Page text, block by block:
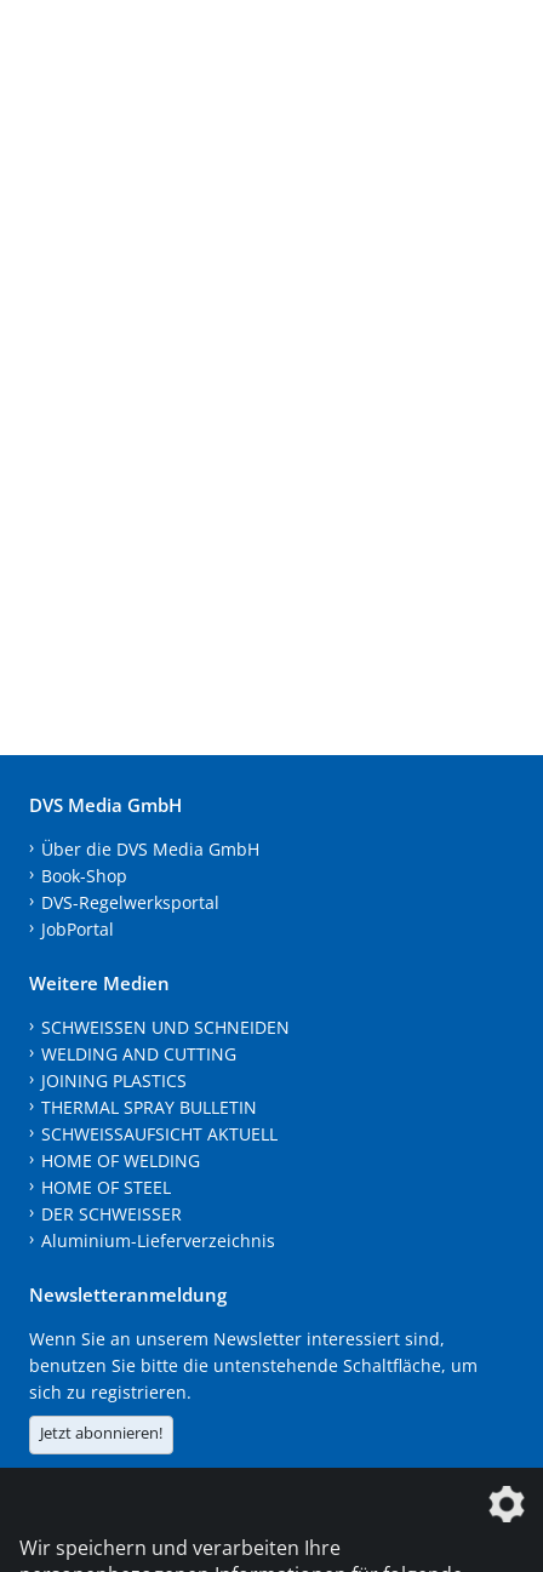
DVS Media GmbH
Über die DVS Media GmbH
Book-Shop
DVS-Regelwerksportal
JobPortal
Weitere Medien
SCHWEISSEN UND SCHNEIDEN
WELDING AND CUTTING
JOINING PLASTICS
THERMAL SPRAY BULLETIN
SCHWEISSAUFSICHT AKTUELL
HOME OF WELDING
HOME OF STEEL
DER SCHWEISSER
Aluminium-Lieferverzeichnis
Newsletteranmeldung
Wenn Sie an unserem Newsletter interessiert sind,
benutzen Sie bitte die untenstehende Schaltfläche, um
sich zu registrieren.
Jetzt abonnieren!
Die DVS Media GmbH ist ein Unternehmen der
Wir speichern und verarbeiten Ihre